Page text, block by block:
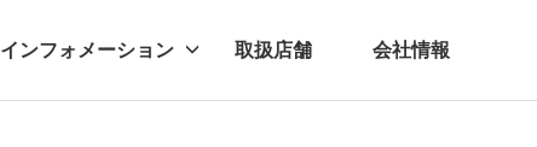
インフォメーション 取扱店舗 会社情報